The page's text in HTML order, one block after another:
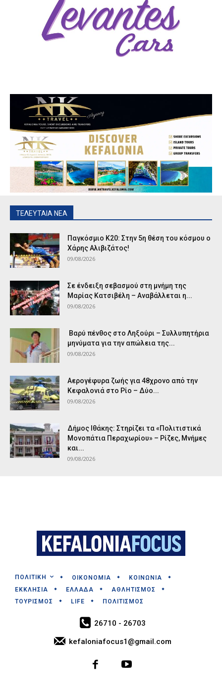
ΤΕΛΕΥΤΑΙΑ ΝΕΑ
Παγκόσμιο Κ20: Στην 5η θέση του κόσμου ο
Χάρης Αλιβιζάτος!
09/08/2026
Σε ένδειξη σεβασμού στη μνήμη της
Μαρίας Κατσιβέλη – Αναβάλλεται η...
09/08/2026
Βαρύ πένθος στο Ληξούρι – Συλλυπητήρια
μηνύματα για την απώλεια της...
09/08/2026
Αερογέφυρα ζωής για 48χρονο από την
Κεφαλονιά στο Ρίο – Δύο...
09/08/2026
Δήμος Ιθάκης: Στηρίζει τα «Πολιτιστικά
Μονοπάτια Περαχωρίου» – Ρίζες, Μνήμες
και...
09/08/2026
ΠΟΛΙΤΙΚΗ ΟΙΚΟΝΟΜΙΑ
ΚΟΙΝΩΝΙΑ
ΕΚΚΛΗΣΙΑ
ΕΛΛΑΔΑ
ΑΘΛΗΤΙΣΜΟΣ
ΤΟΥΡΙΣΜΟΣ
LIFE ΠΟΛΙΤΙΣΜΟΣ
26710 - 26703
kefaloniafocus1@gmail.com